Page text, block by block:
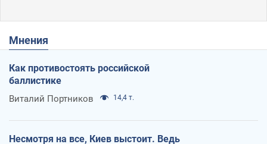
Мнения
Как противостоять российской
баллистике
Виталий Портников 14,4 т.
Несмотря на все, Киев выстоит. Ведь